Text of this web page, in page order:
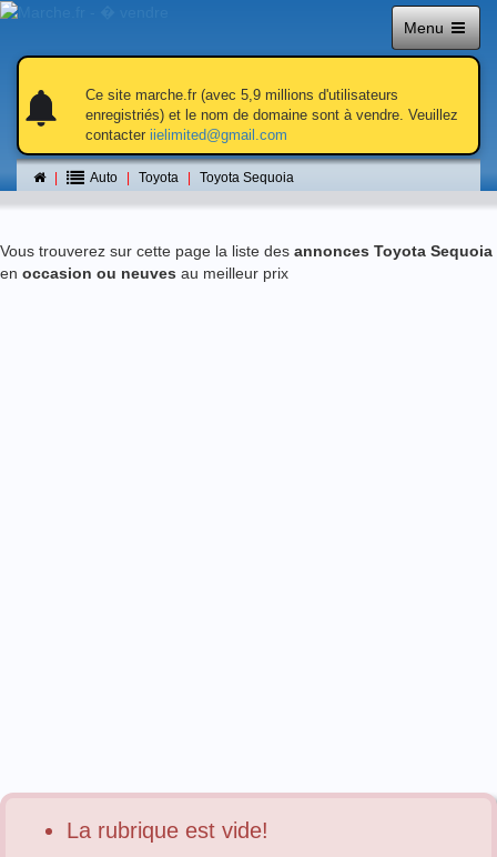
Menu
notifications
notifications
Ce site marche.fr (avec 5,9 millions d'utilisateurs
enregistriés) et le nom de domaine sont à vendre. Veuillez
contacter iielimited@gmail.com
Auto Toyota Toyota Sequoia
Toyota Sequoia
Vous trouverez sur cette page la liste des annonces Toyota Sequoia
en occasion ou neuves au meilleur prix
La rubrique est vide!